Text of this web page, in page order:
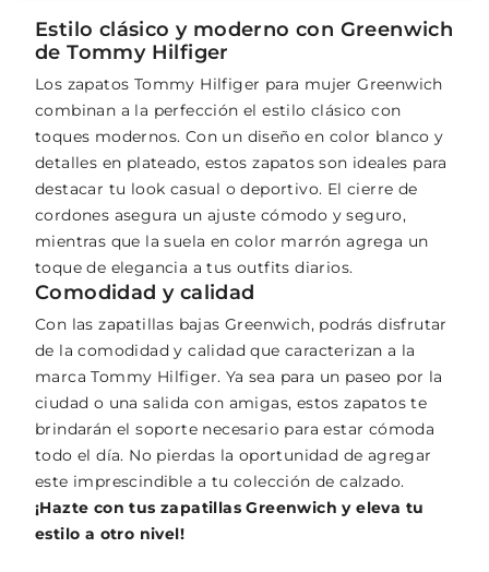
Estilo clásico y moderno con Greenwich
de Tommy Hilfiger
Los zapatos Tommy Hilfiger para mujer Greenwich
combinan a la perfección el estilo clásico con
toques modernos. Con un diseño en color blanco y
detalles en plateado, estos zapatos son ideales para
destacar tu look casual o deportivo. El cierre de
cordones asegura un ajuste cómodo y seguro,
mientras que la suela en color marrón agrega un
toque de elegancia a tus outfits diarios.
Comodidad y calidad
Con las zapatillas bajas Greenwich, podrás disfrutar
de la comodidad y calidad que caracterizan a la
marca Tommy Hilfiger. Ya sea para un paseo por la
ciudad o una salida con amigas, estos zapatos te
brindarán el soporte necesario para estar cómoda
todo el día. No pierdas la oportunidad de agregar
este imprescindible a tu colección de calzado.
¡Hazte con tus zapatillas Greenwich y eleva tu
estilo a otro nivel!